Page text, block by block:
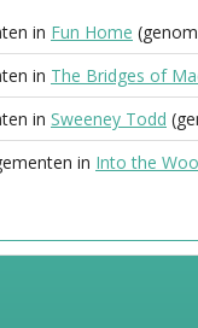
in Fun Home
in The Bridges of
in Sweeney Todd
in Into the